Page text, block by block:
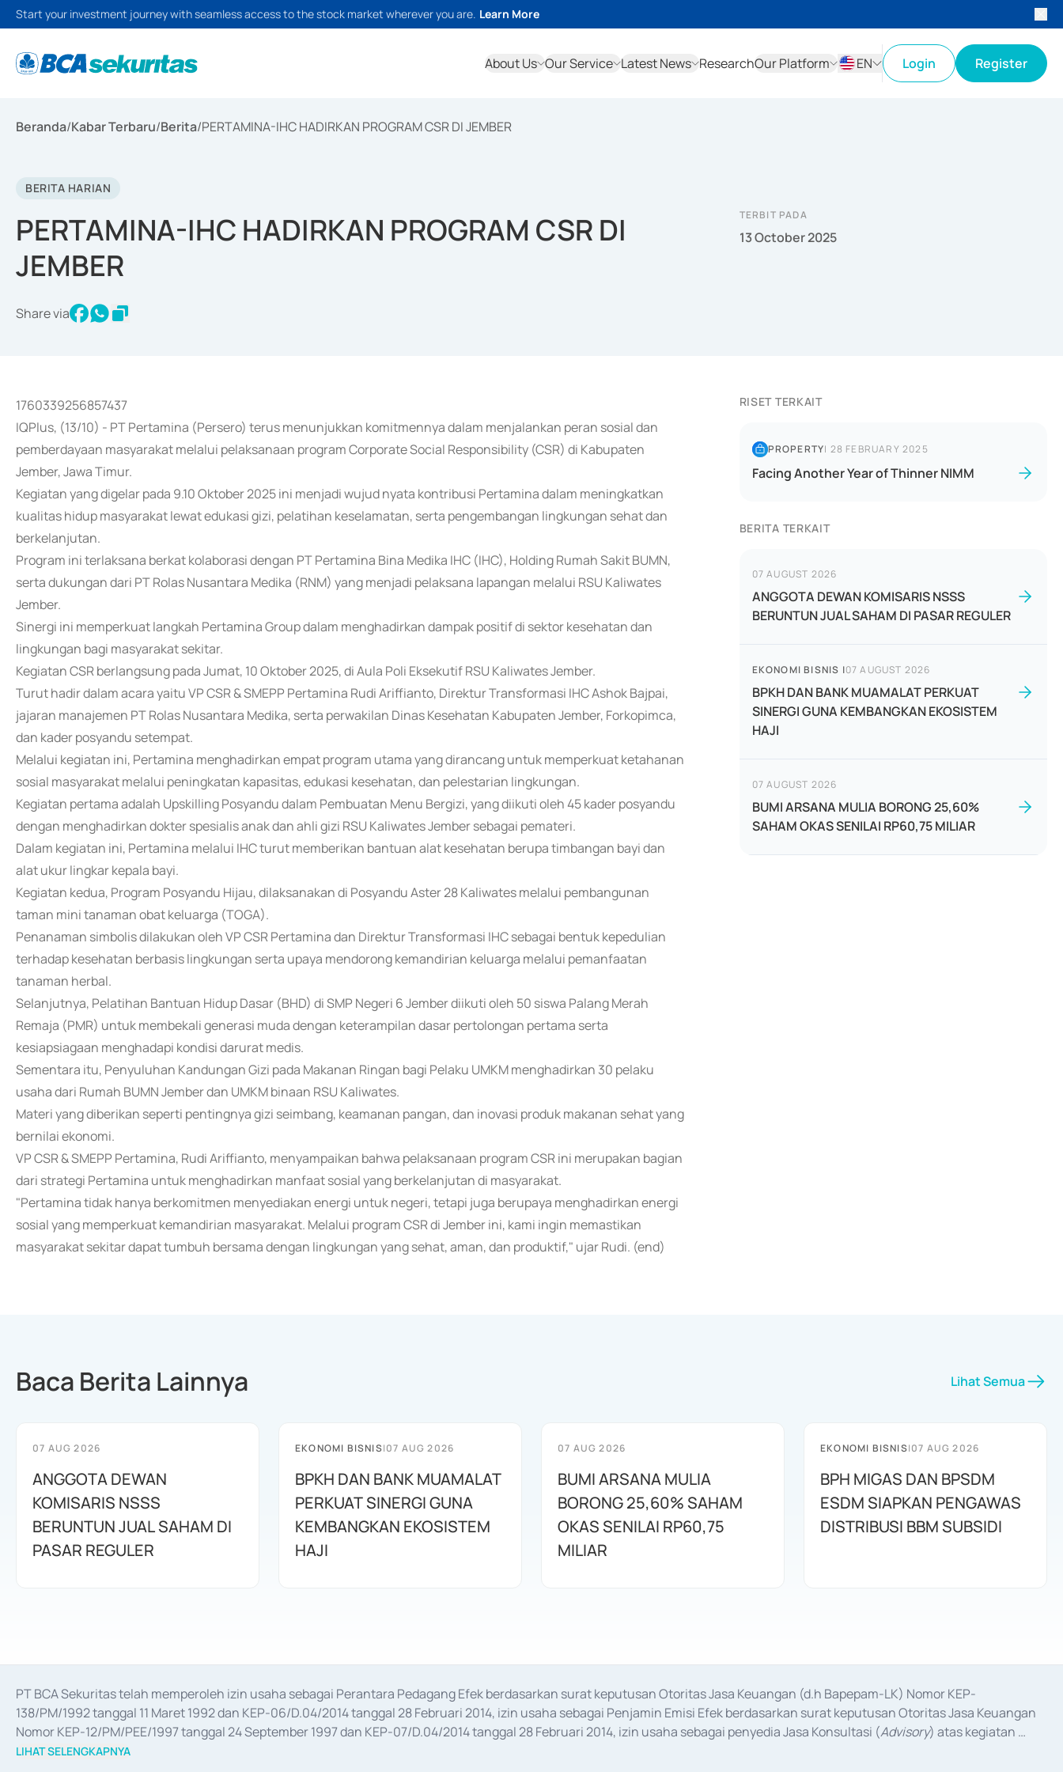
Start your investment journey with seamless access to the stock market wherever you are. Learn More
About Us Our Service Latest News ResearchOur Platform
EN
Login Register
Beranda/Kabar Terbaru/Berita/PERTAMINA-IHC HADIRKAN PROGRAM CSR DI JEMBER
BERITA HARIAN
PERTAMINA-IHC HADIRKAN PROGRAM CSR DI
JEMBER
Share via
TERBIT PADA
13 October 2025
1760339256857437
IQPlus, (13/10) - PT Pertamina (Persero) terus menunjukkan komitmennya dalam menjalankan peran sosial dan
pemberdayaan masyarakat melalui pelaksanaan program Corporate Social Responsibility (CSR) di Kabupaten
Jember, Jawa Timur.
Kegiatan yang digelar pada 9.10 Oktober 2025 ini menjadi wujud nyata kontribusi Pertamina dalam meningkatkan
kualitas hidup masyarakat lewat edukasi gizi, pelatihan keselamatan, serta pengembangan lingkungan sehat dan
berkelanjutan.
Program ini terlaksana berkat kolaborasi dengan PT Pertamina Bina Medika IHC (IHC), Holding Rumah Sakit BUMN,
serta dukungan dari PT Rolas Nusantara Medika (RNM) yang menjadi pelaksana lapangan melalui RSU Kaliwates
Jember.
Sinergi ini memperkuat langkah Pertamina Group dalam menghadirkan dampak positif di sektor kesehatan dan
lingkungan bagi masyarakat sekitar.
Kegiatan CSR berlangsung pada Jumat, 10 Oktober 2025, di Aula Poli Eksekutif RSU Kaliwates Jember.
Turut hadir dalam acara yaitu VP CSR & SMEPP Pertamina Rudi Ariffianto, Direktur Transformasi IHC Ashok Bajpai,
jajaran manajemen PT Rolas Nusantara Medika, serta perwakilan Dinas Kesehatan Kabupaten Jember, Forkopimca,
dan kader posyandu setempat.
Melalui kegiatan ini, Pertamina menghadirkan empat program utama yang dirancang untuk memperkuat ketahanan
sosial masyarakat melalui peningkatan kapasitas, edukasi kesehatan, dan pelestarian lingkungan.
Kegiatan pertama adalah Upskilling Posyandu dalam Pembuatan Menu Bergizi, yang diikuti oleh 45 kader posyandu
dengan menghadirkan dokter spesialis anak dan ahli gizi RSU Kaliwates Jember sebagai pemateri.
Dalam kegiatan ini, Pertamina melalui IHC turut memberikan bantuan alat kesehatan berupa timbangan bayi dan
alat ukur lingkar kepala bayi.
Kegiatan kedua, Program Posyandu Hijau, dilaksanakan di Posyandu Aster 28 Kaliwates melalui pembangunan
taman mini tanaman obat keluarga (TOGA).
Penanaman simbolis dilakukan oleh VP CSR Pertamina dan Direktur Transformasi IHC sebagai bentuk kepedulian
terhadap kesehatan berbasis lingkungan serta upaya mendorong kemandirian keluarga melalui pemanfaatan
tanaman herbal.
Selanjutnya, Pelatihan Bantuan Hidup Dasar (BHD) di SMP Negeri 6 Jember diikuti oleh 50 siswa Palang Merah
Remaja (PMR) untuk membekali generasi muda dengan keterampilan dasar pertolongan pertama serta
kesiapsiagaan menghadapi kondisi darurat medis.
Sementara itu, Penyuluhan Kandungan Gizi pada Makanan Ringan bagi Pelaku UMKM menghadirkan 30 pelaku
usaha dari Rumah BUMN Jember dan UMKM binaan RSU Kaliwates.
Materi yang diberikan seperti pentingnya gizi seimbang, keamanan pangan, dan inovasi produk makanan sehat yang
bernilai ekonomi.
VP CSR & SMEPP Pertamina, Rudi Ariffianto, menyampaikan bahwa pelaksanaan program CSR ini merupakan bagian
dari strategi Pertamina untuk menghadirkan manfaat sosial yang berkelanjutan di masyarakat.
"Pertamina tidak hanya berkomitmen menyediakan energi untuk negeri, tetapi juga berupaya menghadirkan energi
sosial yang memperkuat kemandirian masyarakat. Melalui program CSR di Jember ini, kami ingin memastikan
masyarakat sekitar dapat tumbuh bersama dengan lingkungan yang sehat, aman, dan produktif," ujar Rudi. (end)
RISET TERKAIT
PROPERTY| 28 FEBRUARY 2025
Facing Another Year of Thinner NIMM
BERITA TERKAIT
07 AUGUST 2026
ANGGOTA DEWAN KOMISARIS NSSS
BERUNTUN JUAL SAHAM DI PASAR REGULER
EKONOMI BISNIS |07 AUGUST 2026
BPKH DAN BANK MUAMALAT PERKUAT
SINERGI GUNA KEMBANGKAN EKOSISTEM
HAJI
07 AUGUST 2026
BUMI ARSANA MULIA BORONG 25,60%
SAHAM OKAS SENILAI RP60,75 MILIAR
Baca Berita Lainnya Lihat Semua
07 AUG 2026
ANGGOTA DEWAN
KOMISARIS NSSS
BERUNTUN JUAL SAHAM DI
PASAR REGULER
EKONOMI BISNIS|07 AUG 2026
BPKH DAN BANK MUAMALAT
PERKUAT SINERGI GUNA
KEMBANGKAN EKOSISTEM
HAJI
07 AUG 2026
BUMI ARSANA MULIA
BORONG 25,60% SAHAM
OKAS SENILAI RP60,75
MILIAR
EKONOMI BISNIS|07 AUG 2026
BPH MIGAS DAN BPSDM
ESDM SIAPKAN PENGAWAS
DISTRIBUSI BBM SUBSIDI
PT BCA Sekuritas telah memperoleh izin usaha sebagai Perantara Pedagang Efek berdasarkan surat keputusan Otoritas Jasa Keuangan (d.h Bapepam-LK) Nomor KEP-
138/PM/1992 tanggal 11 Maret 1992 dan KEP-06/D.04/2014 tanggal 28 Februari 2014, izin usaha sebagai Penjamin Emisi Efek berdasarkan surat keputusan Otoritas Jasa Keuangan
Nomor KEP-12/PM/PEE/1997 tanggal 24 September 1997 dan KEP-07/D.04/2014 tanggal 28 Februari 2014, izin usaha sebagai penyedia Jasa Konsultasi (Advisory) atas kegiatan
merger, akuisisi, divestasi, dan
LIHAT SELENGKAPNYA